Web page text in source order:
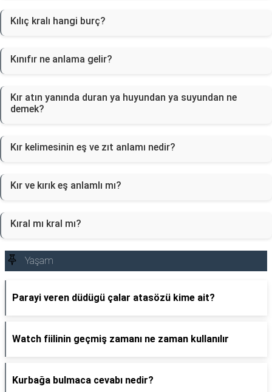
Kılıç kralı hangi burç?
Kınıfır ne anlama gelir?
Kır atın yanında duran ya huyundan ya suyundan ne
demek?
Kır kelimesinin eş ve zıt anlamı nedir?
Kır ve kırık eş anlamlı mı?
Kıral mı kral mı?
Yaşam
Parayi veren düdügü çalar atasözü kime ait?
Watch fiilinin geçmiş zamanı ne zaman kullanılır
Kurbağa bulmaca cevabı nedir?